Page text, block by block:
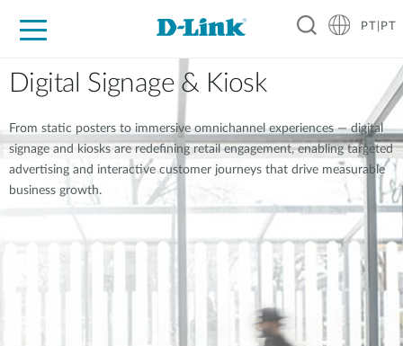
For Home
For Business
For Industry
Support
Resources
Partners
PT|PT
Digital Signage & Kiosk
From static posters to immersive omnichannel experiences — digital
signage and kiosks are redefining retail engagement, enabling targeted
advertising and interactive customer journeys that drive measurable
business growth.